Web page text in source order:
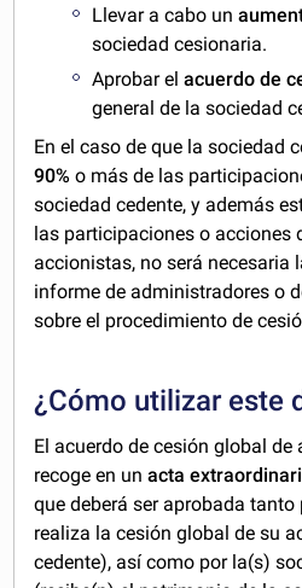
Llevar a cabo un
sociedad cesionaria.
Aprobar elacuerdo de
general de la sociedad
En el caso de que la sociedad
90% o más de las
sociedad cedente, y además
las participaciones o acciones
accionistas, no será necesaria
informe de administradores o
sobre el procedimiento de
¿Cómo utilizar este
El acuerdo de cesión global de
recoge en unacta
que deberá ser aprobada
realiza la cesión global de su
cedente), así como por la(s)